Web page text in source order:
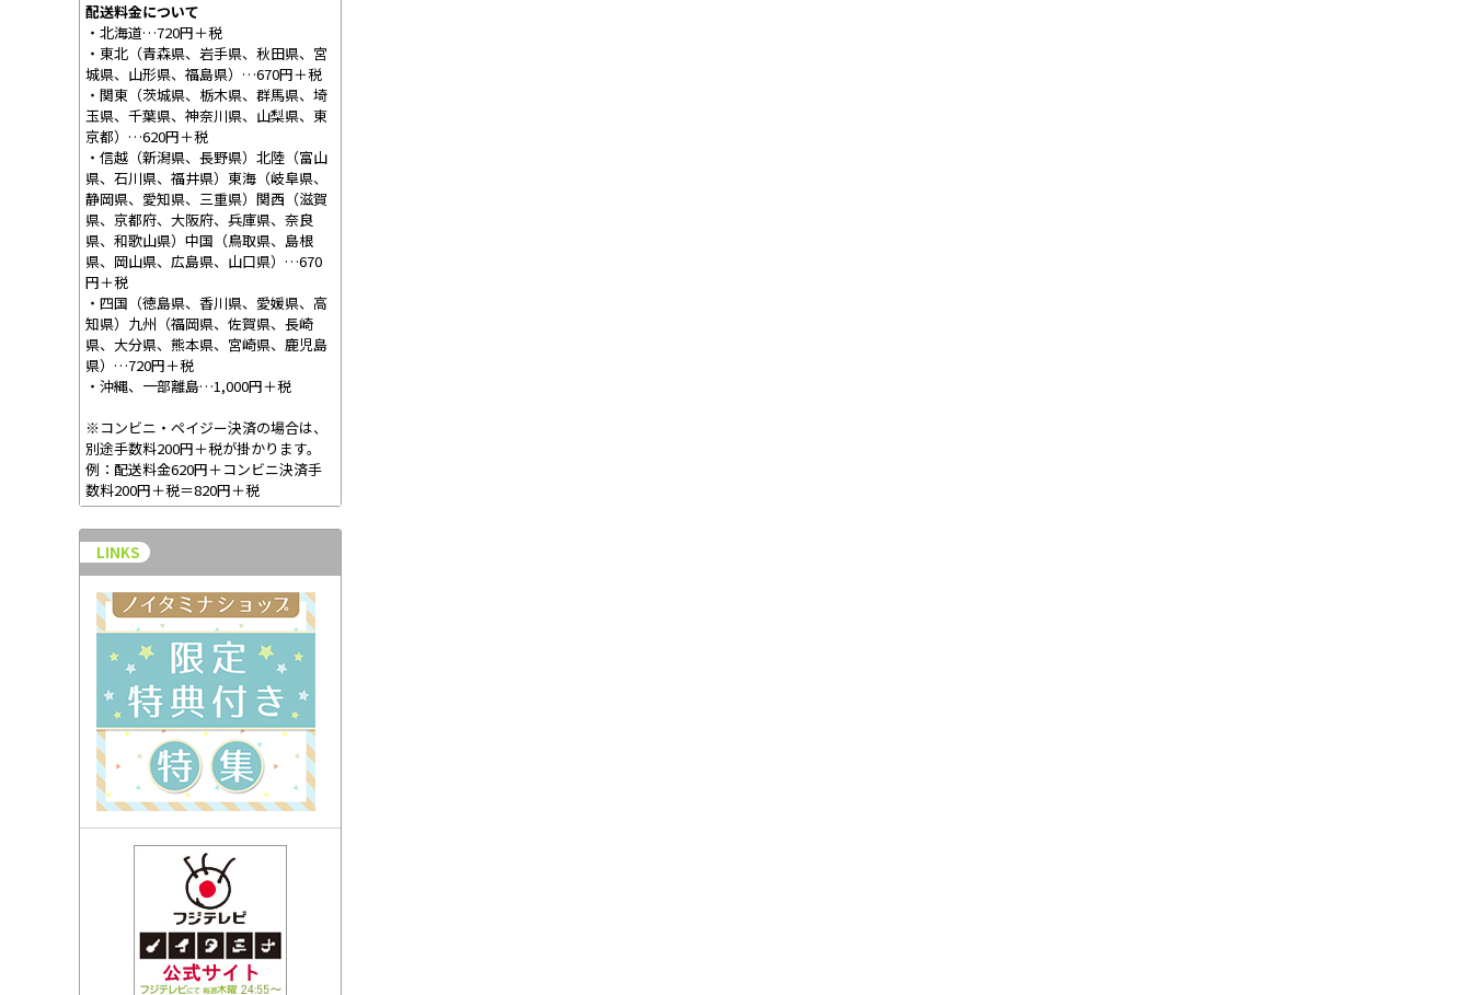
配送料金について
・北海道…720円＋税
・東北（青森県、岩手県、秋田県、宮
城県、山形県、福島県）…670円＋税
・関東（茨城県、栃木県、群馬県、埼
玉県、千葉県、神奈川県、山梨県、東
京都）…620円＋税
・信越（新潟県、長野県）北陸（富山
県、石川県、福井県）東海（岐阜県、
静岡県、愛知県、三重県）関西（滋賀
県、京都府、大阪府、兵庫県、奈良
県、和歌山県）中国（鳥取県、島根
県、岡山県、広島県、山口県）…670
円＋税
・四国（徳島県、香川県、愛媛県、高
知県）九州（福岡県、佐賀県、長崎
県、大分県、熊本県、宮崎県、鹿児島
県）…720円＋税
・沖縄、一部離島…1,000円＋税
※コンビニ・ペイジー決済の場合は、
別途手数料200円＋税が掛かります。
例：配送料金620円＋コンビニ決済手
数料200円＋税＝820円＋税
LINKS